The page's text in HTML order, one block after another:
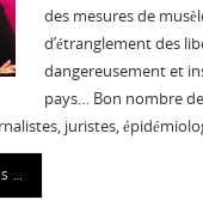
des mesures de
d’étranglement des
dangereusement et
pays… Bon nombre
juristes,
…